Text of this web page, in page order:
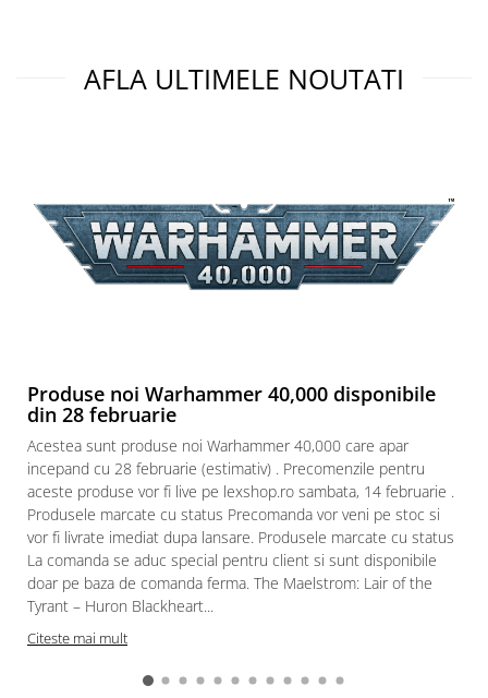
Puzzle 2 in 1
Puzzle 150 piese
Puzzle 1000 piese fluorescent
Puzzle din lemn
Puzzle-uri metalice si logice
Puzzle 3 in 1
Puzzle 350 piese
Puzzle 275 piese
Puzzle 550 piese
Warhammer
Warhammer 40K
Age of Sigmar
Paints & Tools
AFLA ULTIMELE NOUTATI
Produse noi Warhammer 40,000 disponibile
din 28 februarie
Acestea sunt produse noi Warhammer 40,000 care apar
incepand cu 28 februarie (estimativ) . Precomenzile pentru
aceste produse vor fi live pe lexshop.ro sambata, 14 februarie .
Produsele marcate cu status Precomanda vor veni pe stoc si
vor fi livrate imediat dupa lansare. Produsele marcate cu status
La comanda se aduc special pentru client si sunt disponibile
doar pe baza de comanda ferma. The Maelstrom: Lair of the
Tyrant – Huron Blackheart...
Citeste mai mult